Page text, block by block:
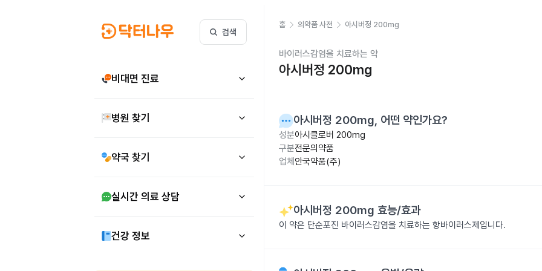
검색
비대면 진료
병원 찾기
약국 찾기
실시간 의료 상담
건강 정보
홈 의약품 사전 아시버정 200mg
바이러스감염을 치료하는 약
아시버정 200mg
아시버정 200mg, 어떤 약인가요?
성분아시클로버 200mg
구분전문의약품
업체 안국약품(주)
아시버정 200mg 효능/효과
이 약은 단순포진 바이러스감염을 치료하는 항바이러스제입니다.